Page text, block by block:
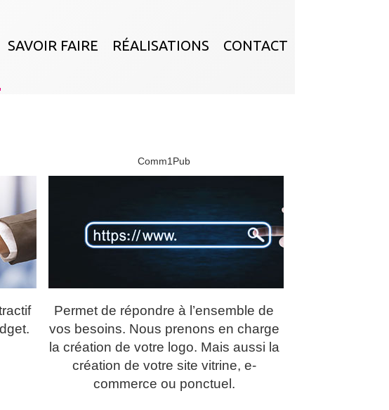
SAVOIR FAIRE RÉALISATIONS CONTACT
Comm1Pub
Permet de répondre à l’ensemble de
vos besoins. Nous prenons en charge
la création de votre logo. Mais aussi la
création de votre site vitrine, e-
commerce ou ponctuel.